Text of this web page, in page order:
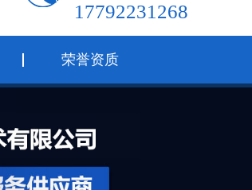
17792231268
荣誉资质